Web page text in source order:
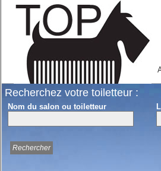
Recherchez votre toiletteur :
Nom du salon ou toiletteur